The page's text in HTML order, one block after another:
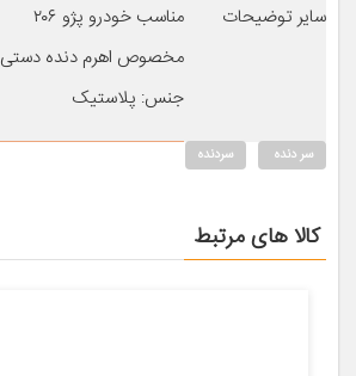
سایر توضیحات
مناسب خودرو پژو ۲۰۶
مخصوص اهرم دنده دستی
جنس: پلاستیک
سر دنده سردنده
کالا های مرتبط